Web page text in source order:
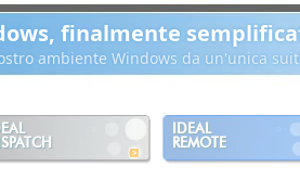
finalmente
ambiente Windows da un'unica
IDEAL
REMOTE